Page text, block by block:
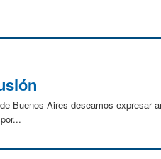
Buenos Aires deseamos expresar